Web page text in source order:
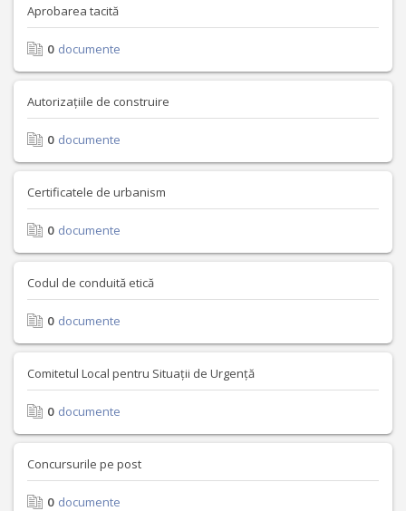
Aprobarea tacită
0 documente
Autorizațiile de construire
0 documente
Certificatele de urbanism
0 documente
Codul de conduită etică
0 documente
Comitetul Local pentru Situații de Urgență
0 documente
Concursurile pe post
0 documente